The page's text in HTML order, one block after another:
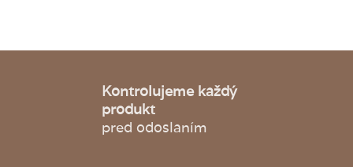
Kontrolujeme každý
produkt
pred odoslaním